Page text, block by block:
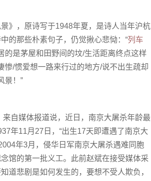
》，原诗写于1948年夏，是诗人当年沪杭
的那些朴素句子，仍觉揪心悲恸：“列车
的是茅屋和田野间的坟/生活距离终点这样
/惯爱想一路来行过的地方/说不出生疏却
景！”
自媒体报道说，近日，南京大屠杀年龄最
年11月27日，“出生17天即遭遇了南京大
年3月，侵华日军南京大屠杀遇难同胞
馆的第一批义工。此前赵斌在接受媒体采
道悲剧是如何发生的，要想不受人欺负，